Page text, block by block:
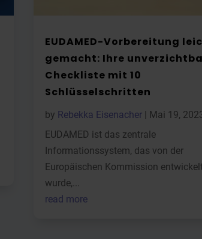
EUDAMED-Vorbereitung
gemacht: Ihre
Checkliste mit 10
Schlüsselschritten
by Rebekka Eisenacher| Mai 19,
EUDAMED ist das zentrale
Informationssystem, das von der
Europäischen Kommission
wurde,...
read more